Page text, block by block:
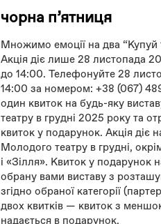
чорна пʼятниця
Множимо емоції на два “Купуй
Акція діє лише 28 листопада
до 14:00. Телефонуйте 28
14:00 за номером: +38 (067)
один квиток на будь-яку
театру в грудні 2025 року та
квиток у подарунок. Акція діє
Молодого театру в грудні,
і «Зілля». Квиток у подарунок
обрану вами виставу з
згідно обраної категорії
двох квитків — квиток з
надається в подарунок.